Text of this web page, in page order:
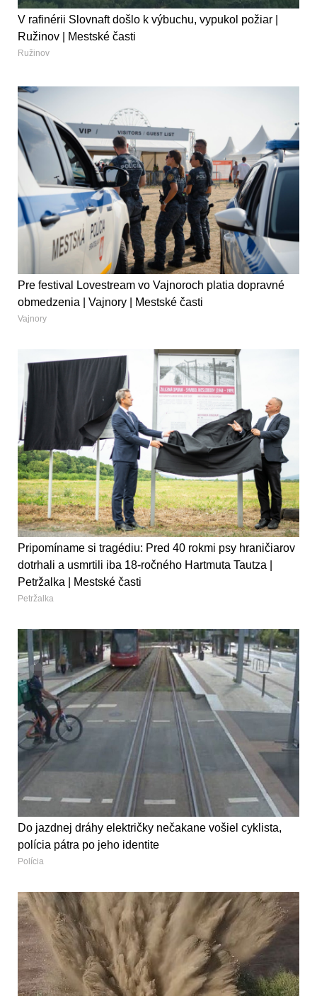
V rafinérii Slovnaft došlo k výbuchu, vypukol požiar |
Ružinov | Mestské časti
Ružinov
Pre festival Lovestream vo Vajnoroch platia dopravné
obmedzenia | Vajnory | Mestské časti
Vajnory
Pripomíname si tragédiu: Pred 40 rokmi psy hraničiarov
dotrhali a usmrtili iba 18-ročného Hartmuta Tautza |
Petržalka | Mestské časti
Petržalka
Do jazdnej dráhy električky nečakane vošiel cyklista,
polícia pátra po jeho identite
Polícia